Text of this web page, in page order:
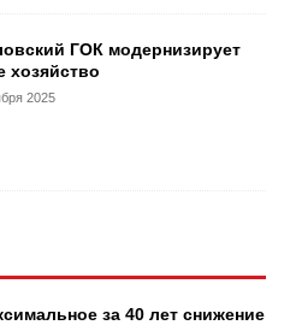
ГОК модернизирует
хозяйство
2025
за 40 лет снижение